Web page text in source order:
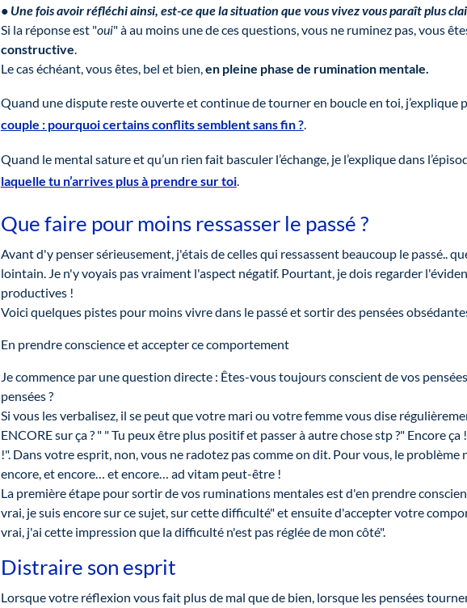
• Une fois avoir réfléchi ainsi, est-ce que la situation que vous vivez vous paraît plus
Si la réponse est "oui" à au moins une de ces questions, vous ne ruminez pas, vous
constructive.
Le cas échéant, vous êtes, bel et bien,en pleine phase de rumination mentale.
Quand une dispute reste ouverte et continue de tourner en boucle en toi, j’explique
couple : pourquoi certains conflits semblent sans fin ?.
Quand le mental sature et qu’un rien fait basculer l’échange, je l’explique dans
laquelle tu n’arrives plus à prendre sur toi.
Que faire pour moins ressasser le passé ?
Avant d'y penser sérieusement, j'étais de celles qui ressassent beaucoup le passé..
lointain. Je n'y voyais pas vraiment l'aspect négatif. Pourtant, je dois regarder
productives !
Voici quelques pistes pour moins vivre dans le passé et sortir des pensées
En prendre conscience et accepter ce comportement
Je commence par une question directe : Êtes-vous toujours conscient de vos
pensées ?
Si vous les verbalisez, il se peut que votre mari ou votre femme vous dise
ENCORE sur ça ? " " Tu peux être plus positif et passer à autre chose stp ?" Encore
!". Dans votre esprit, non, vous ne radotez pas comme on dit. Pour vous, le problème
encore, et encore… et encore… ad vitam peut-être !
La première étape pour sortir de vos ruminations mentales est d'en prendre
vrai, je suis encore sur ce sujet, sur cette difficulté" et ensuite d'accepter votre
vrai, j'ai cette impression que la difficulté n'est pas réglée de mon côté".
Distraire son esprit
Lorsque votre réflexion vous fait plus de mal que de bien, lorsque les pensées